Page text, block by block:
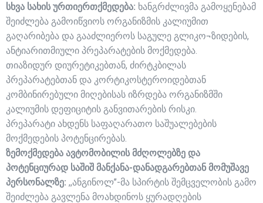
სხვა სახის ურთიერთქმედება: ხანგრძლივმა გამოყენებამ
შეიძლება გამოიწვიოს ორგანიზმის კალიუმით
გაღარიბება და გააძლიეროს საგულე გლიკო¬ზიდების,
ანტიარითმიული პრეპარატების მოქმედება.
თიაზიდურ დიურეტიკებთან, ძირტკბილას
პრეპარატებთან და კორტიკოსტეროიდებთან
კომბინირებული მიღებისას იზრდება ორგანიზმში
კალიუმის დეფიციტის განვითარების რისკი.
პრეპარატი ახდენს საფაღარათო საშუალებების
მოქმედების პოტენცირებას.
ზემოქმედება ავტომობილის მძღოლებზე და
პოტენციურად საშიშ მანქანა-დანადგარებთან მომუშავე
პერსონალზე: ,,ანგინოლ’’-მა სპირტის შემცველობის გამო
შეიძლება გავლენა მოახდინოს ყურადღების